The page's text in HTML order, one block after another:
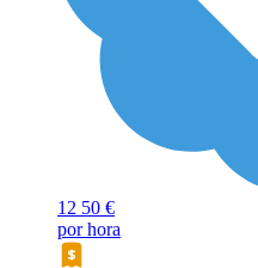
12 50 €
por hora